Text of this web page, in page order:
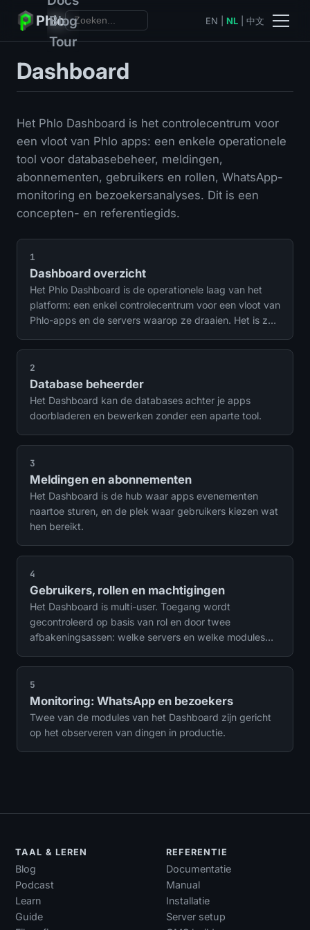
Phlo
Blog
Tour
EN NL| 中文
Dashboard
Het Phlo Dashboard is het controlecentrum voor
een vloot van Phlo apps: een enkele operationele
tool voor databasebeheer, meldingen,
abonnementen, gebruikers en rollen, WhatsApp-
monitoring en bezoekersanalyses. Dit is een
concepten- en referentiegids.
1
Dashboard overzicht
Het Phlo Dashboard is de operationele laag van het
platform: een enkel controlecentrum voor een vloot van
Phlo-apps en de servers waarop ze draaien. Het is zelf
vloottools en analytics bovenop.
2
Database beheerder
Het Dashboard kan de databases achter je apps
doorbladeren en bewerken zonder een aparte tool.
3
Meldingen en abonnementen
Het Dashboard is de hub waar apps evenementen
naartoe sturen, en de plek waar gebruikers kiezen wat
hen bereikt.
4
Gebruikers, rollen en machtigingen
Het Dashboard is multi-user. Toegang wordt
gecontroleerd op basis van rol en door twee
afbakeningsassen: welke servers en welke modules
5
Monitoring: WhatsApp en bezoekers
Twee van de modules van het Dashboard zijn gericht
op het observeren van dingen in productie.
TAAL & LEREN
Blog
Podcast
Learn
Guide
REFERENTIE
Documentatie
Manual
Installatie
Server setup